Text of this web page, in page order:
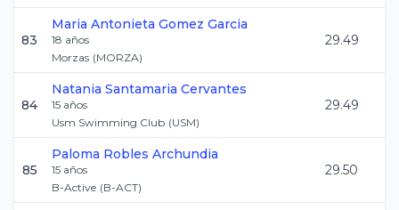
83
Maria Antonieta Gomez Garcia
18 años
Morzas (MORZA)
29.49
84
Natania Santamaria Cervantes
15 años
Usm Swimming Club (USM)
29.49
85
Paloma Robles Archundia
15 años
B-Active (B-ACT)
29.50